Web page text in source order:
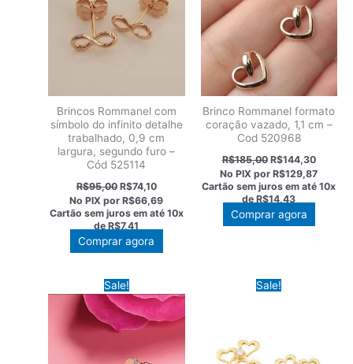
Brincos Rommanel com
símbolo do infinito detalhe
trabalhado, 0,9 cm
largura, segundo furo –
Cód 525114
R$95,00 O
preço
original
era:
R$95,00.
R$74,10O
preço
atual
é:
R$74,10.
No PIX porR$66,69
Cartão sem juros em até 10x
de R$7,41
Comprar agora
Brinco Rommanel formato
coração vazado, 1,1 cm –
Cod 520968
R$185,00 O
preço
original
era:
R$185,00.
R$144,30O
preço
atual
é:
No PIX porR$129,87
Cartão sem juros em até10x
de R$14,43
Comprar agora
Sale! Sale!